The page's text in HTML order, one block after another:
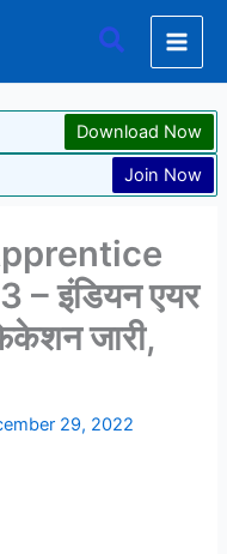
Search
Download Now
Join Now
इंडियन एयर
जारी,
29, 2022